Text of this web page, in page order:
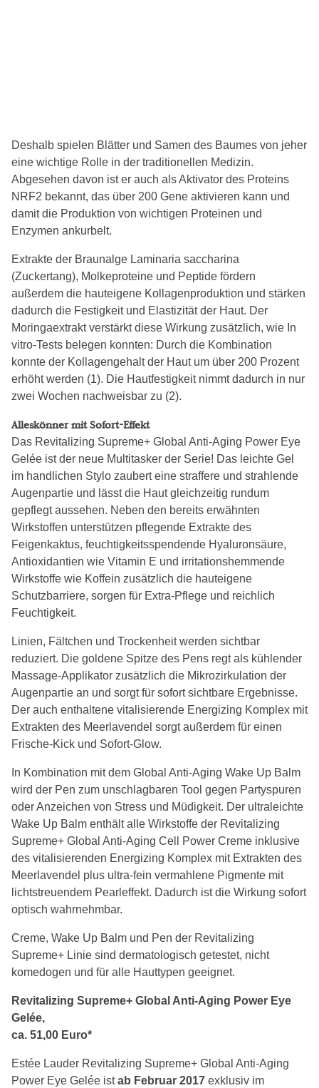
Deshalb spielen Blätter und Samen des Baumes von jeher
eine wichtige Rolle in der traditionellen Medizin.
Abgesehen davon ist er auch als Aktivator des Proteins
NRF2 bekannt, das über 200 Gene aktivieren kann und
damit die Produktion von wichtigen Proteinen und
Enzymen ankurbelt.
Extrakte der Braunalge Laminaria saccharina
(Zuckertang), Molkeproteine und Peptide fördern
außerdem die hauteigene Kollagenproduktion und stärken
dadurch die Festigkeit und Elastizität der Haut. Der
Moringaextrakt verstärkt diese Wirkung zusätzlich, wie In
vitro-Tests belegen konnten: Durch die Kombination
konnte der Kollagengehalt der Haut um über 200 Prozent
erhöht werden (1). Die Hautfestigkeit nimmt dadurch in nur
zwei Wochen nachweisbar zu (2).
Alleskönner mit Sofort-Effekt
Das Revitalizing Supreme+ Global Anti-Aging Power Eye
Gelée ist der neue Multitasker der Serie! Das leichte Gel
im handlichen Stylo zaubert eine straffere und strahlende
Augenpartie und lässt die Haut gleichzeitig rundum
gepflegt aussehen. Neben den bereits erwähnten
Wirkstoffen unterstützen pflegende Extrakte des
Feigenkaktus, feuchtigkeitsspendende Hyaluronsäure,
Antioxidantien wie Vitamin E und irritationshemmende
Wirkstoffe wie Koffein zusätzlich die hauteigene
Schutzbarriere, sorgen für Extra-Pflege und reichlich
Feuchtigkeit.
Linien, Fältchen und Trockenheit werden sichtbar
reduziert. Die goldene Spitze des Pens regt als kühlender
Massage-Applikator zusätzlich die Mikrozirkulation der
Augenpartie an und sorgt für sofort sichtbare Ergebnisse.
Der auch enthaltene vitalisierende Energizing Komplex mit
Extrakten des Meerlavendel sorgt außerdem für einen
Frische-Kick und Sofort-Glow.
In Kombination mit dem Global Anti-Aging Wake Up Balm
wird der Pen zum unschlagbaren Tool gegen Partyspuren
oder Anzeichen von Stress und Müdigkeit. Der ultraleichte
Wake Up Balm enthält alle Wirkstoffe der Revitalizing
Supreme+ Global Anti-Aging Cell Power Creme inklusive
des vitalisierenden Energizing Komplex mit Extrakten des
Meerlavendel plus ultra-fein vermahlene Pigmente mit
lichtstreuendem Pearleffekt. Dadurch ist die Wirkung sofort
optisch wahrnehmbar.
Creme, Wake Up Balm und Pen der Revitalizing
Supreme+ Linie sind dermatologisch getestet, nicht
komedogen und für alle Hauttypen geeignet.
Revitalizing Supreme+ Global Anti-Aging Power Eye
Gelée,
ca. 51,00 Euro*
Estée Lauder Revitalizing Supreme+ Global Anti-Aging
Power Eye Gelée istab Februar 2017 exklusiv im